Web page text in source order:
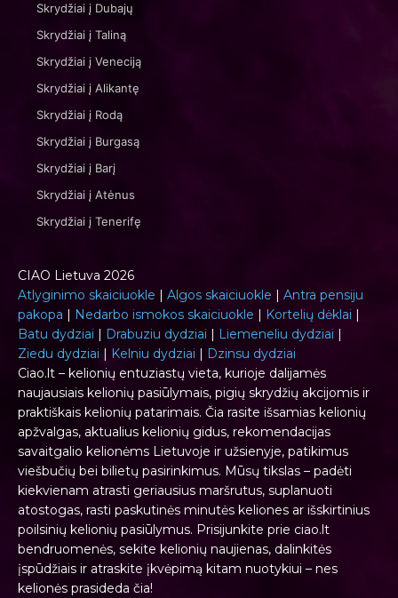
Skrydžiai į Dubajų
Skrydžiai į Taliną
Skrydžiai į Veneciją
Skrydžiai į Alikantę
Skrydžiai į Rodą
Skrydžiai į Burgasą
Skrydžiai į Barį
Skrydžiai į Atėnus
Skrydžiai į Tenerifę
CIAO Lietuva 2026
Atlyginimo skaiciuokle | Algos skaiciuokle | Antra pensiju
pakopa | Nedarbo ismokos skaiciuokle | Kortelių dėklai |
Batu dydziai | Drabuziu dydziai | Liemeneliu dydziai |
Ziedu dydziai | Kelniu dydziai | Dzinsu dydziai
Ciao.lt – kelionių entuziastų vieta, kurioje dalijamės
naujausiais kelionių pasiūlymais, pigių skrydžių akcijomis ir
praktiškais kelionių patarimais. Čia rasite išsamias kelionių
apžvalgas, aktualius kelionių gidus, rekomendacijas
savaitgalio kelionėms Lietuvoje ir užsienyje, patikimus
viešbučių bei bilietų pasirinkimus. Mūsų tikslas – padėti
kiekvienam atrasti geriausius maršrutus, suplanuoti
atostogas, rasti paskutinės minutės keliones ar išskirtinius
poilsinių kelionių pasiūlymus. Prisijunkite prie ciao.lt
bendruomenės, sekite kelionių naujienas, dalinkitės
įspūdžiais ir atraskite įkvėpimą kitam nuotykiui – nes
kelionės prasideda čia!